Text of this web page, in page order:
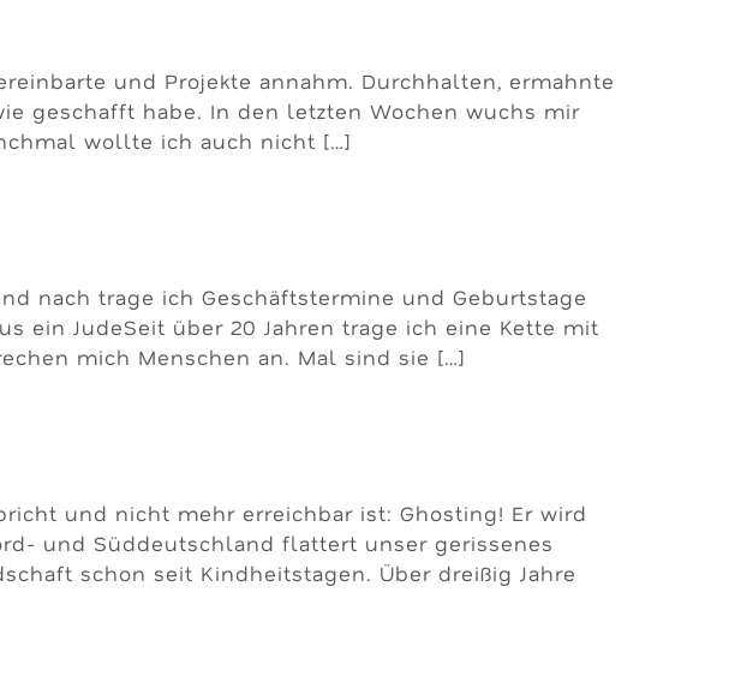
und Projekte annahm. Durchhalten, ermahnte
geschafft habe. In den letzten Wochen wuchs mir
wollte ich auch nicht […]
nach trage ich Geschäftstermine und Geburtstage
ein JudeSeit über 20 Jahren trage ich eine Kette mit
mich Menschen an. Mal sind sie […]
und nicht mehr erreichbar ist: Ghosting! Er wird
und Süddeutschland flattert unser gerissenes
schon seit Kindheitstagen. Über dreißig Jahre